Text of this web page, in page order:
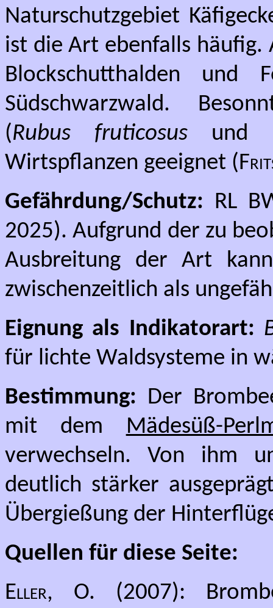
Naturschutzgebiet
ist die Art ebenfalls
Blockschutthalden und
Südschwarzwald.
(Rubus fruticosus und
Wirtspflanzen geeignet (
Gefährdung/Schutz: RL
2025).Aufgrund der zu
Ausbreitung der Art
zwischenzeitlich als
Eignung als Indikatorart:
für lichte Waldsysteme in
Bestimmung: Der
mit dem Mädesüß-
verwechseln. Von ihm
deutlich stärker
Übergießung der
Quellen für diese Seite:
Eller, O. (2007):